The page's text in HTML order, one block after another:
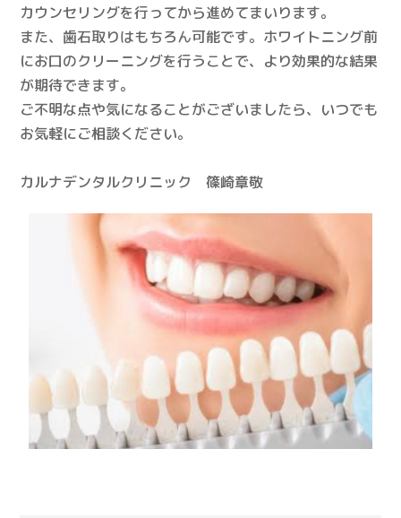
カウンセリングを行ってから進めてまいります。
また、歯石取りはもちろん可能です。ホワイトニング前
にお口のクリーニングを行うことで、より効果的な結果
が期待できます。
ご不明な点や気になることがございましたら、いつでも
お気軽にご相談ください。
カルナデンタルクリニック 篠崎章敬